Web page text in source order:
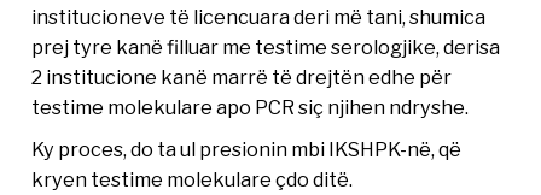
institucioneve të licencuara deri më tani, shumica
prej tyre kanë filluar me testime serologjike, derisa
2 institucione kanë marrë të drejtën edhe për
testime molekulare apo PCR siç njihen ndryshe.
Ky proces, do ta ul presionin mbi IKSHPK-në, që
kryen testime molekulare çdo ditë.